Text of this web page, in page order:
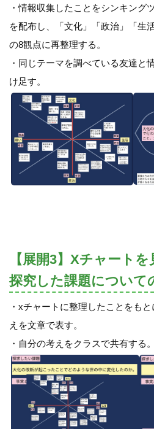
・情報収集したことをシンキング
を配布し、「文化」「政治」「生
の8観点に再整理する。
・同じテーマを調べている友達と
け足す。
【展開3】Xチャート
探究した課題について
・xチャートに整理したことをも
えを文章で表す。
・自分の考えをクラスで共有する。